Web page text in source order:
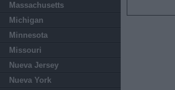
Massachusetts
Michigan
Minnesota
Missouri
Nueva Jersey
Nueva York